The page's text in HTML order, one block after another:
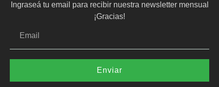
Ingraseá tu email para recibir nuestra newsletter mensual
¡Gracias!
Enviar